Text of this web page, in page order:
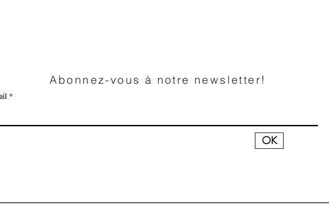
Abonnez-vous à notre newsletter!
OK